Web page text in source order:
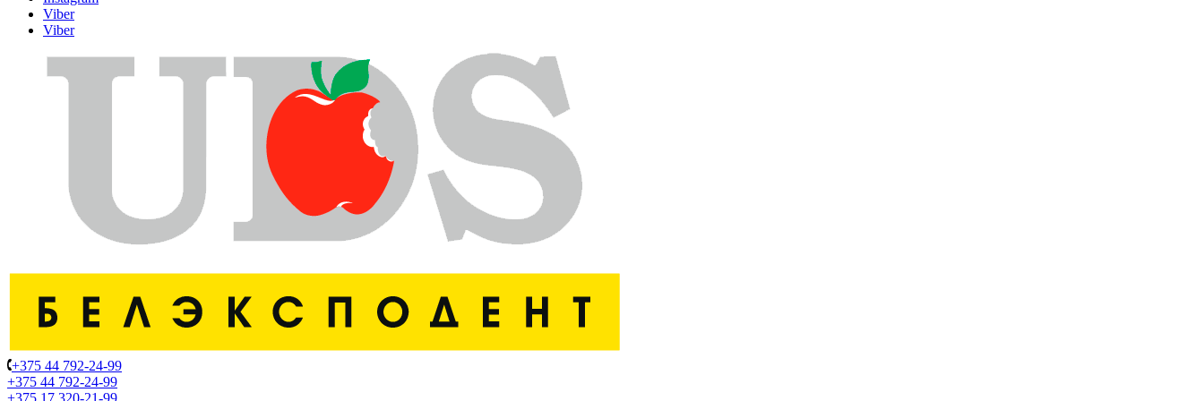
Viber
Viber
+375 44 792-24-99
+375 44 792-24-99
+375 17 320-21-99